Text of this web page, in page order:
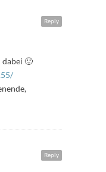
Reply
dabei 🙂
Reply